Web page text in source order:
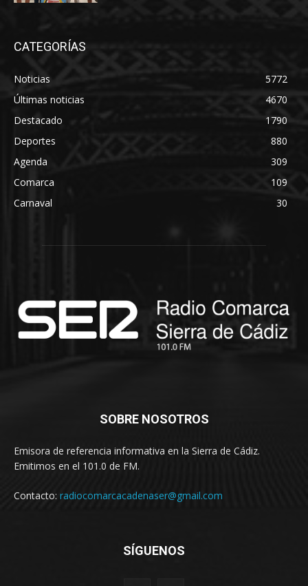
CATEGORÍAS
Noticias
5772
Últimas noticias
4670
Destacado
1790
Deportes
880
Agenda
309
Comarca
109
Carnaval
30
SOBRE NOSOTROS
Emisora de referencia informativa en la Sierra de Cádiz.
Emitimos en el 101.0 de FM.
Contacto: radiocomarcacadenaser@gmail.com
SÍGUENOS